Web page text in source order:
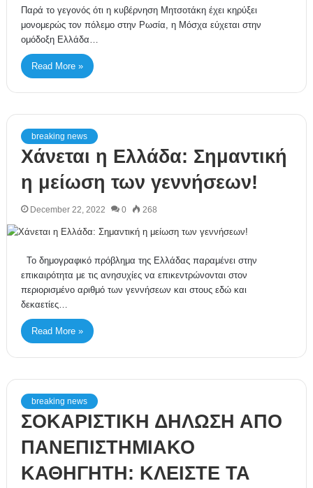
Παρά το γεγονός ότι η κυβέρνηση Μητσοτάκη έχει κηρύξει
μονομερώς τον πόλεμο στην Ρωσία, η Μόσχα εύχεται στην
ομόδοξη Ελλάδα…
Read More »
breaking news
Χάνεται η Ελλάδα: Σημαντική
η μείωση των γεννήσεων!
December 22, 2022 0 268
Το δημογραφικό πρόβλημα της Ελλάδας παραμένει στην
επικαιρότητα με τις ανησυχίες να επικεντρώνονται στον
περιορισμένο αριθμό των γεννήσεων και στους εδώ και
δεκαετίες…
Read More »
breaking news
ΣΟΚΑΡΙΣΤΙΚΗ ΔΗΛΩΣΗ ΑΠΟ
ΠΑΝΕΠΙΣΤΗΜΙΑΚΟ
ΚΑΘΗΓΗΤΗ: ΚΛΕΙΣΤΕ ΤΑ